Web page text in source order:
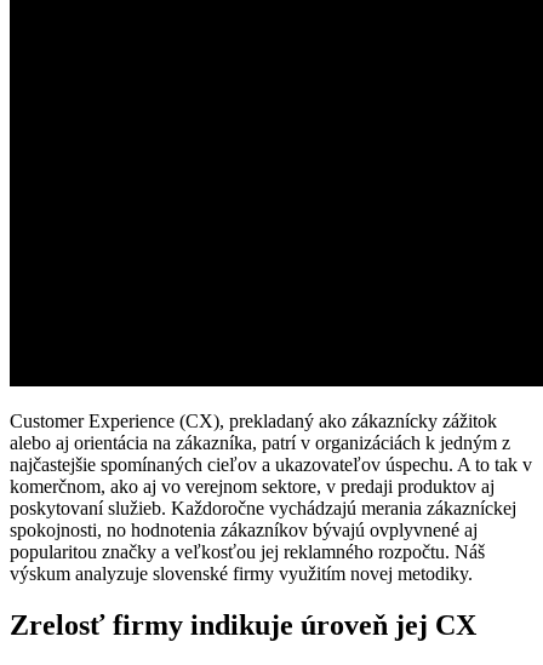
Customer Experience (CX), prekladaný ako zákaznícky zážitok
alebo aj orientácia na zákazníka, patrí v organizáciách k jedným z
najčastejšie spomínaných cieľov a ukazovateľov úspechu. A to tak v
komerčnom, ako aj vo verejnom sektore, v predaji produktov aj
poskytovaní služieb. Každoročne vychádzajú merania zákazníckej
spokojnosti, no hodnotenia zákazníkov bývajú ovplyvnené aj
popularitou značky a veľkosťou jej reklamného rozpočtu. Náš
výskum analyzuje slovenské firmy využitím novej metodiky.
Zrelosť firmy indikuje úroveň jej CX